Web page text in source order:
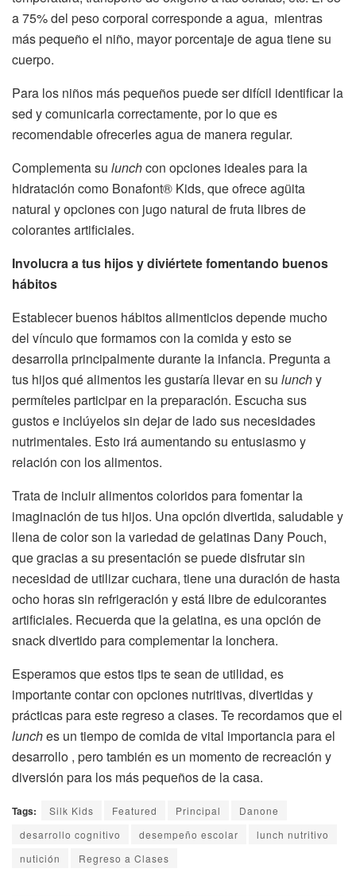
a 75% del peso corporal corresponde a agua, mientras
más pequeño el niño, mayor porcentaje de agua tiene su
cuerpo.
Para los niños más pequeños puede ser difícil identificar la
sed y comunicarla correctamente, por lo que es
recomendable ofrecerles agua de manera regular.
Complementa su lunchcon opciones ideales para la
hidratación como Bonafont® Kids, que ofrece agüita
natural y opciones con jugo natural de fruta libres de
colorantes artificiales.
Involucra a tus hijos y diviértete fomentando buenos
hábitos
Establecer buenos hábitos alimenticios depende mucho
del vínculo que formamos con la comida y esto se
desarrolla principalmente durante la infancia. Pregunta a
tus hijos qué alimentos les gustaría llevar en su lunchy
permíteles participar en la preparación. Escucha sus
gustos e inclúyelos sin dejar de lado sus necesidades
nutrimentales. Esto irá aumentando su entusiasmo y
relación con los alimentos.
Trata de incluir alimentos coloridos para fomentar la
imaginación de tus hijos. Una opción divertida, saludable y
llena de color son la variedad de gelatinas Dany Pouch,
que gracias a su presentación se puede disfrutar sin
necesidad de utilizar cuchara, tiene una duración de hasta
ocho horas sin refrigeración y está libre de edulcorantes
artificiales. Recuerda que la gelatina, es una opción de
snack divertido para complementar la lonchera.
Esperamos que estos tips te sean de utilidad, es
importante contar con opciones nutritivas, divertidas y
prácticas para este regreso a clases. Te recordamos que el
lunches un tiempo de comida de vital importancia para el
desarrollo , pero también es un momento de recreación y
diversión para los más pequeños de la casa.
Tags: Silk Kids Featured Principal
Danone
desarrollo cognitivo
desempeño escolar
lunch nutritivo
nutición
Regreso a Clases